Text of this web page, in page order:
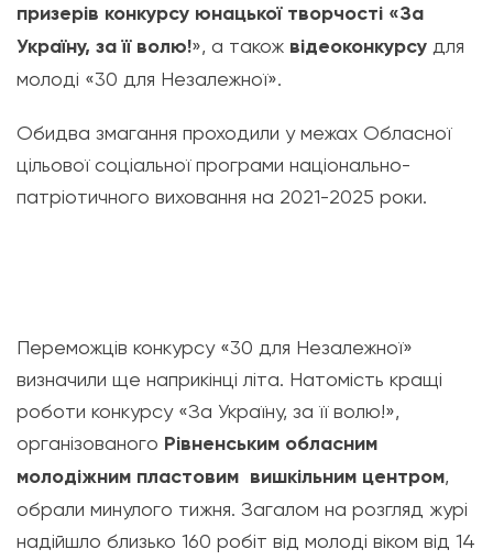
призерів конкурсу юнацької творчості «За
Україну, за її волю!», а також відеоконкурсу для
молоді «30 для Незалежної».
Обидва змагання проходили у межах Обласної
цільової соціальної програми національно-
патріотичного виховання на 2021-2025 роки.
Переможців конкурсу «30 для Незалежної»
визначили ще наприкінці літа. Натомість кращі
роботи конкурсу «За Україну, за її волю!»,
організованого Рівненським обласним
молодіжним пластовим вишкільним центром,
обрали минулого тижня. Загалом на розгляд журі
надійшло близько 160 робіт від молоді віком від 14